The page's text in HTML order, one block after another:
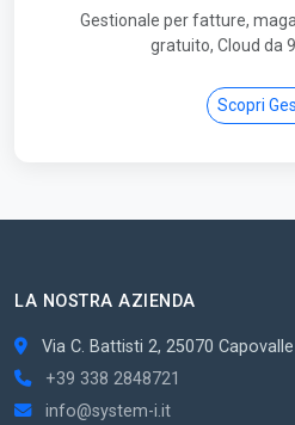
Gestionale per fatture,
gratuito, Cloud da
Scopri
LA NOSTRA AZIENDA
Via C. Battisti 2, 25070
+39 338 2848721
info@system-i.it